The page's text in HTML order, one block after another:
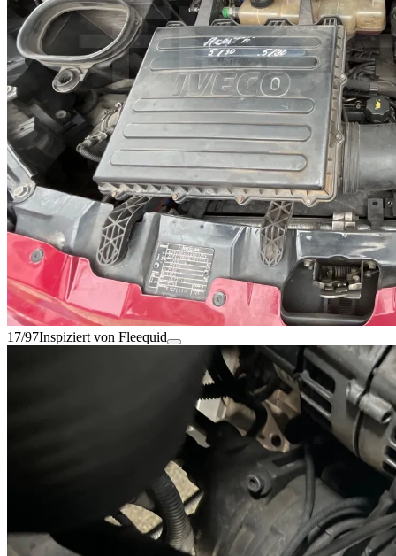
17/97Inspiziert von Fleequid